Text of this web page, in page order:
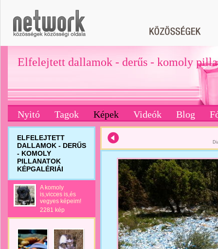
Elfelejtett dallamok - derűs - komoly
Nyitó Tagok Képek Videók Blog
ELFELEJTETT
DALLAMOK - DERŰS
- KOMOLY
PILLANATOK
KÉPGALÉRIÁI
A komoly
is,vicces is,és
vegyes képeim!
2281 kép